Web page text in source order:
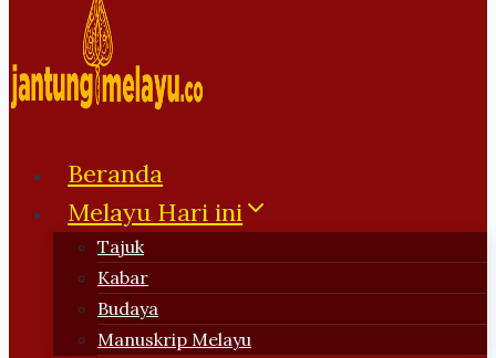
Beranda
Melayu Hari ini
Tajuk
Kabar
Budaya
Manuskrip Melayu